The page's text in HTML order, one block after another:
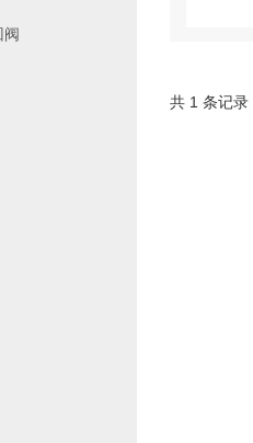
共 1 条记
阀